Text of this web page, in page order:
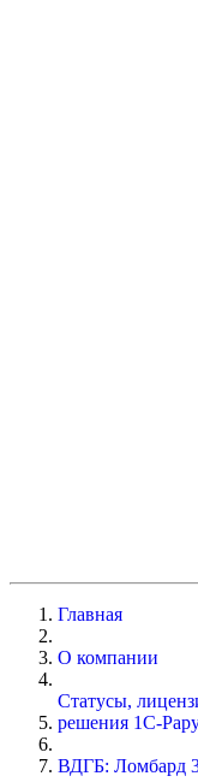
Главная
О компании
Статусы,
решения 1С-
ВДГБ: Ломбард